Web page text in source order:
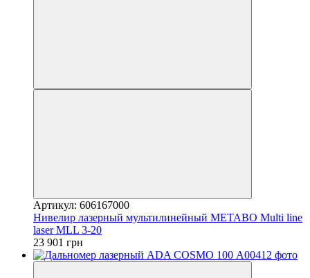
Артикул: 606167000
Нивелир лазерный мультилинейный METABO Multi line
laser MLL 3-20
23 901 грн